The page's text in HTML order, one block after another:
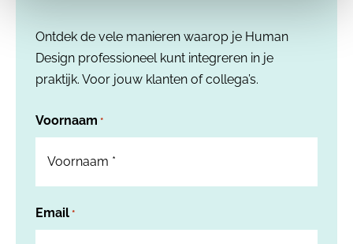
Ontdek de vele manieren waarop je Human
Design professioneel kunt integreren in je
praktijk. Voor jouw klanten of collega’s.
Voornaam *
Email *